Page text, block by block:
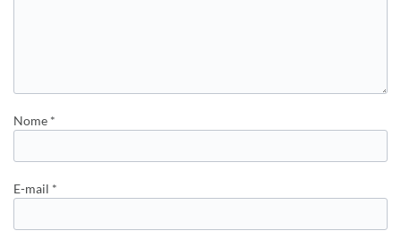
Nome *
E-mail *